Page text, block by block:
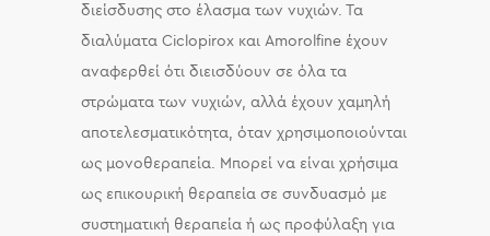
διείσδυσης στο έλασμα των νυχιών. Τα
διαλύματα Ciclopirox και Amorolfine έχουν
αναφερθεί ότι διεισδύουν σε όλα τα
στρώματα των νυχιών, αλλά έχουν χαμηλή
αποτελεσματικότητα, όταν χρησιμοποιούνται
ως μονοθεραπεία. Μπορεί να είναι χρήσιμα
ως επικουρική θεραπεία σε συνδυασμό με
συστηματική θεραπεία ή ως προφύλαξη για